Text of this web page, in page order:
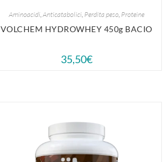
Aminoacidi, Anticatabolici, Perdita peso, Proteine
VOLCHEM HYDROWHEY 450g BACIO
35,50€